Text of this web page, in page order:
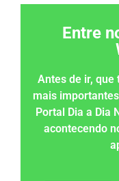
Entre
Antes de ir, que
mais
Portal Dia a Dia
acontecendo